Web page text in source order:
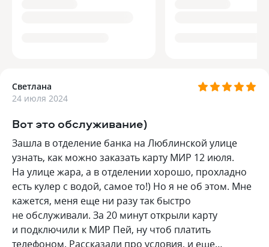
Светлана
24 июля 2024
Вот это обслуживание)
Зашла в отделение банка на Люблинской улице
узнать, как можно заказать карту МИР 12 июля.
На улице жара, а в отделении хорошо, прохладно
есть кулер с водой, самое то!) Но я не об этом. Мне
кажется, меня еще ни разу так быстро
не обслуживали. За 20 минут открыли карту
и подключили к МИР Пей, ну чтоб платить
телефоном. Рассказали про условия, и еще…